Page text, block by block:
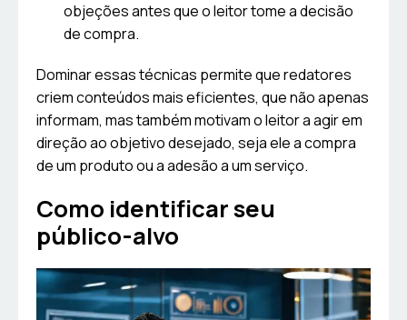
objeções antes que o leitor tome a decisão
de compra.
Dominar essas técnicas permite que redatores
criem conteúdos mais eficientes, que não apenas
informam, mas também motivam o leitor a agir em
direção ao objetivo desejado, seja ele a compra
de um produto ou a adesão a um serviço.
Como identificar seu
público-alvo